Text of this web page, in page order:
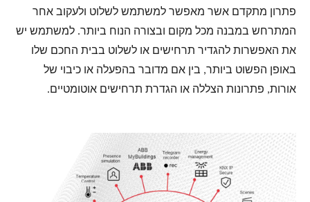
פתרון מתקדם אשר מאפשר למשתמש לשלוט ולעקוב אחר
המתרחש במבנה מכל מקום ובצורה הנוח ביותר. למשתמש יש
את האפשרות להגדיר תרחישים או לשלוט בבית החכם שלו
באופן הפשוט ביותר, בין אם מדובר בהפעלה או כיבוי של
אורות, פתרונות הצללה או הגדרת תרחישים אוטומטיים.